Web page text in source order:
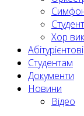
Хор
Абітурієнтові
Студентам
Документи
Новини
Відео